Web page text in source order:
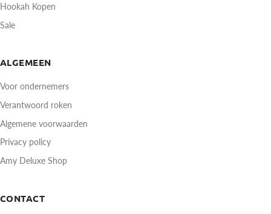
Hookah Kopen
Sale
ALGEMEEN
Voor ondernemers
Verantwoord roken
Algemene voorwaarden
Privacy policy
Amy Deluxe Shop
CONTACT